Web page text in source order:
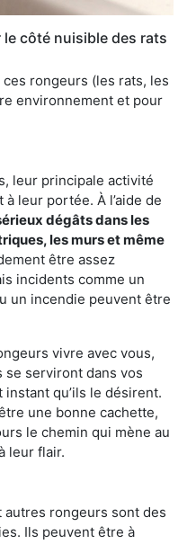
côté nuisible des rats
ces rongeurs (les rats, les
environnement et pour
leur principale activité
leur portée. À l’aide de
dégâts dans les
les murs et même
être assez
incidents comme un
un incendie peuvent être
vivre avec vous,
se serviront dans vos
qu’ils le désirent.
une bonne cachette,
le chemin qui mène au
leur flair.
rongeurs sont des
Ils peuvent être à